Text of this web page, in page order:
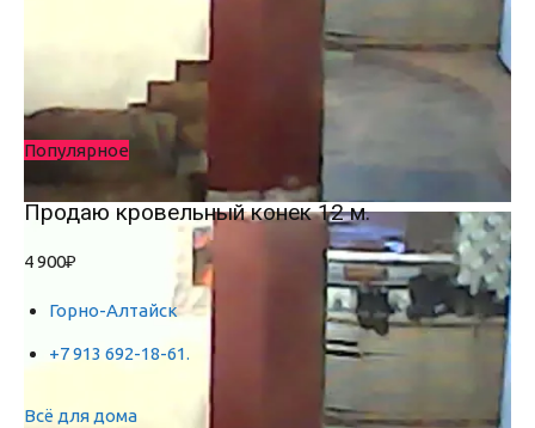
Популярное
Продаю кровельный конек 12 м.
4 900₽
Горно-Алтайск
+7 913 692-18-61.
Всё для дома